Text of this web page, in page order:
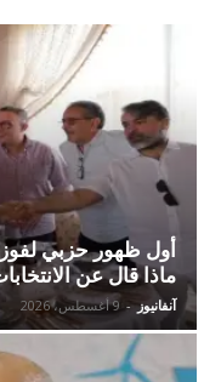
أول ظهور حزبي لفوزي
ماذا قال عن
آنفانيوز - 9 أغسطس، 2026